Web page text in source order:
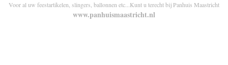
Voor al uw feestartikelen, slingers, ballonnen etc...Kunt u terecht bij Panhuis Maastricht
www.panhuismaastricht.nl